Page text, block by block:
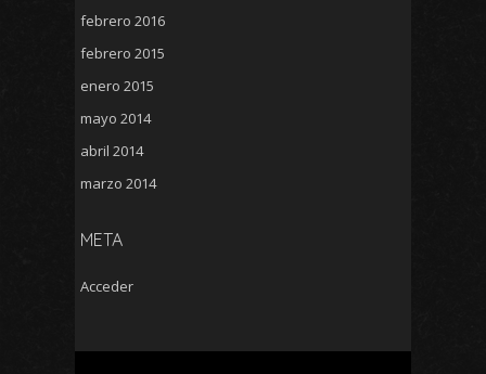
febrero 2016
febrero 2015
enero 2015
mayo 2014
abril 2014
marzo 2014
META
Acceder